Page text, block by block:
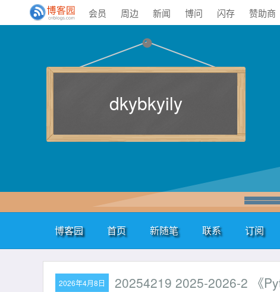
会员 周边 新闻 博问 闪存 赞助商
dkybkyily
博客园 首页 新随笔 联系 订阅
2026年4月8日 20254219 2025-2026-2 《